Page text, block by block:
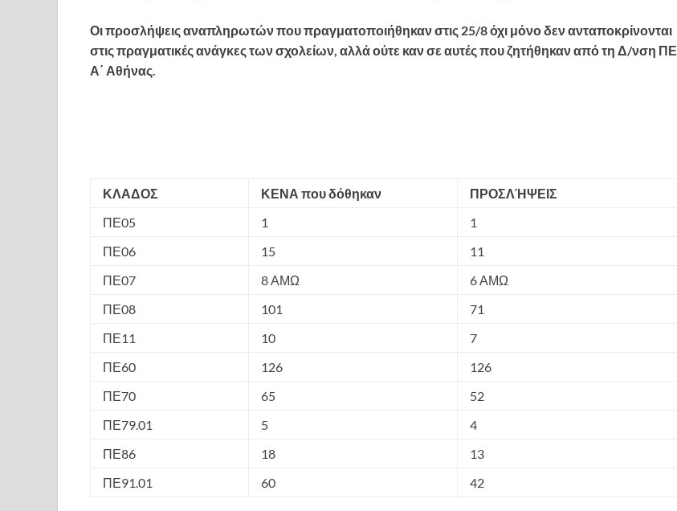
Οι προσλήψεις αναπληρωτών που πραγματοποιήθηκαν στις 25/8 όχι μόνο δεν ανταποκρίνονται
στις πραγματικές ανάγκες των σχολείων, αλλά ούτε καν σε αυτές που ζητήθηκαν από τη Δ/νση ΠΕ
Α΄ Αθήνας.
ΚΛΑΔΟΣ ΚΕΝΑ που δόθηκαν
ΠΡΟΣΛΉΨΕΙΣ
ΠΕ05
1
1
ΠΕ06
15
11
ΠΕ07
8 ΑΜΩ
6 ΑΜΩ
ΠΕ08
101
71
ΠΕ11
10
7
ΠΕ60
126
126
ΠΕ70
65
52
ΠΕ79.01
5
4
ΠΕ86
18
13
ΠΕ91.01
60 42